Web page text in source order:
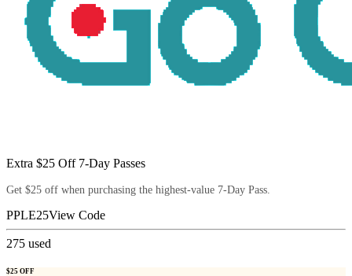
Extra $25 Off 7-Day Passes
Get $25 off when purchasing the highest-value 7-Day Pass.
PPLE25View Code
275 used
$25 OFF